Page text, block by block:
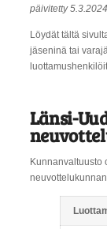
päivitetty 5.3.2024
Löydät tältä
jäseninä tai
Länsi-
Kunnanvaltuusto